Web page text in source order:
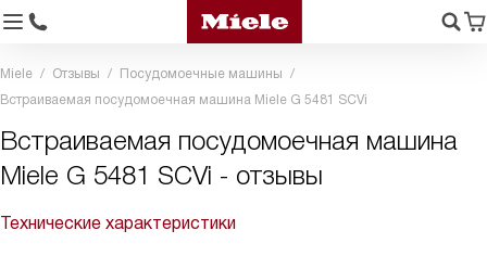
Miele Отзывы
Посудомоечные машины
Встраиваемая посудомоечная машина Miele G 5481 SCVi
Встраиваемая посудомоечная машина
Miele G 5481 SCVi - отзывы
Технические характеристики